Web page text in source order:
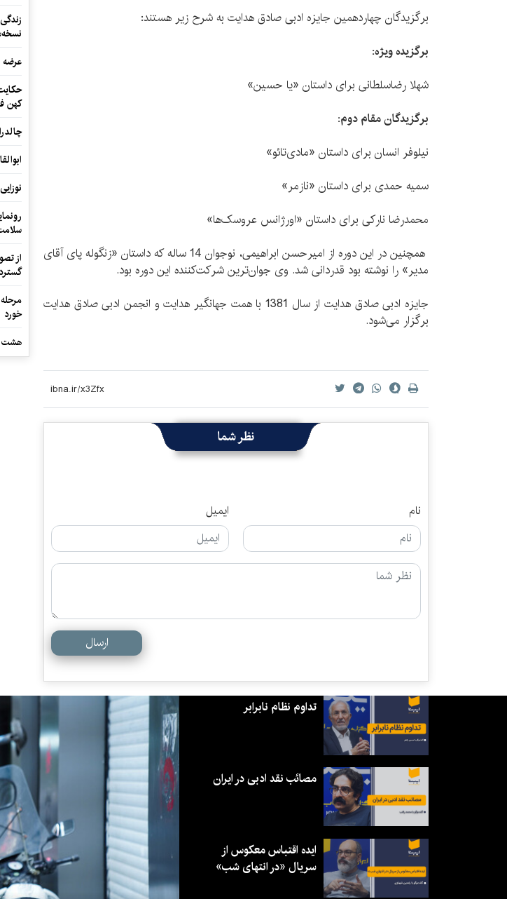
برگزیدگان چهاردهمین جایزه ادبی صادق هدایت به شرح زیر هستند:
برگزیده ویژه:
شهلا رضاسلطانی برای داستان «یا حسین»
برگزیدگان مقام دوم:
نیلوفر انسان برای داستان «مادی‌تائو»
سمیه حمدی برای داستان «نازمر»
محمدرضا نارکی برای داستان «اورژانس عروسک‌ها»
همچنین در این دوره از امیرحسن ابراهیمی، نوجوان 14 ساله که داستان «زنگوله‌ پای آقای
مدیر» را نوشته بود قدردانی شد. وی جوان‌ترین شرکت‌کننده این دوره بود.
جایزه ادبی صادق هدایت از سال 1381 با همت جهانگیر هدایت و انجمن ادبی صادق هدایت
برگزار می‌شود.
نظر شما
نام ایمیل
ارسال
عرضه ۱۰۰۰ جلد کتاب بین زائران اربعین در مرزهای کرمانشاه
کهن
از
خورد
هشت
تداوم نظام نابرابر
مصائب نقد ادبی در ایران
ایده اقتباس معکوس از
سریال «در انتهای شب»